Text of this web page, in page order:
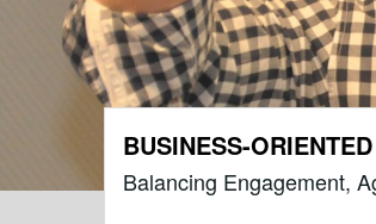
BUSINESS-
Balancing Engagement,